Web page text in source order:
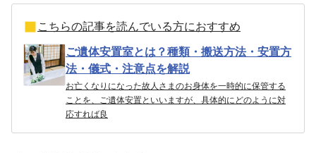
こちらの記事を読んでいる方におすすめ
ご遺体安置室とは？種類・搬送方法・安置方
法・儀式・注意点を解説
お亡くなりになった故人さまのお身体を一時的に保管する
ことを、ご遺体安置といいますが、具体的にどのように対
応すれば良